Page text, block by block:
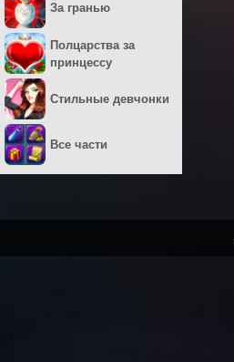
За гранью
Полцарства за
принцессу
Стильные девчонки
Все части